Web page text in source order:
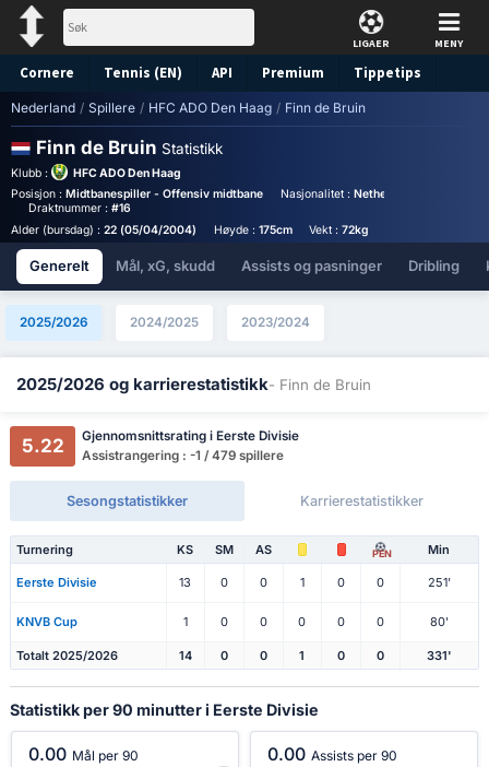
LIGAER MENY
Cornere Tennis (EN) API Premium Tippetips
Nederland / Spillere / HFC ADO Den Haag / Finn de Bruin
Finn de Bruin Statistikk
Klubb :
HFC ADO Den Haag
Posisjon : Midtbanespiller - Offensiv midtbane Nasjonalitet : Netherlands
Draktnummer : #16
Alder (bursdag) : 22 (05/04/2004) Høyde : 175cm Vekt :72kg
Generelt Mål, xG, skudd Assists og pasninger Dribling
2025/2026 2024/2025 2023/2024
2025/2026 og karrierestatistikk- Finn de Bruin
5.22
Gjennomsnittsrating i Eerste Divisie
Assistrangering : -1 / 479 spillere
Sesongstatistikker Karrierestatistikker
Turnering KS SM AS PEN Min
Eerste Divisie 13 0 0 1 0 0 251'
KNVB Cup 1 0 0 0 0 0 80'
Totalt 2025/2026 14 0 0 1 0 0 331'
Statistikk per 90 minutter i Eerste Divisie
0.00 Mål per 90 0.00 Assists per 90